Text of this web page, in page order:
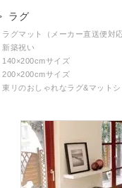
り
生地（フ
ック）
ラグ
ラグマット（メーカー直送便対応
新築祝い
140×200cmサイズ
200×200cmサイズ
東リのおしゃれなラグ&マット